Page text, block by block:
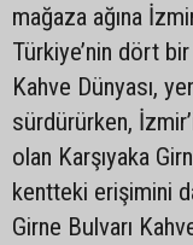
mağaza ağına
Türkiye’nin dört
Kahve Dünyası,
sürdürürken,
olan Karşıyaka
kentteki erişimini
Girne Bulvarı